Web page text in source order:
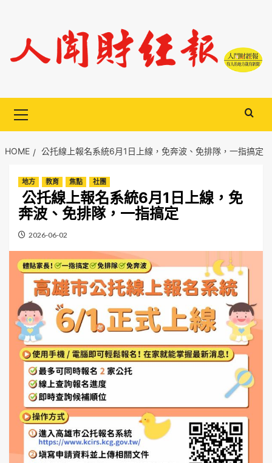
content
Menu
HOME 公托線上報名系統6月1日上線，免奔波、免排隊，一指搞定
地方 教育 焦點 社團
公托線上報名系統6月1日上線，免
奔波、免排隊，一指搞定
2026-06-02